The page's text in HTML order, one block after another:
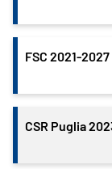
FSC 2021-2027
CSR Puglia